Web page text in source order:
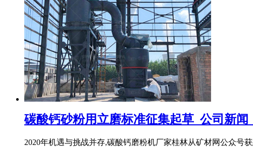
碳酸钙砂粉用立磨标准征集起草_公司新闻
2020年机遇与挑战并存,碳酸钙磨粉机厂家桂林从矿材网公众